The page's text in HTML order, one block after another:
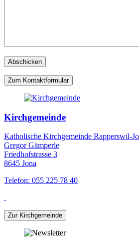
Zum Kontaktformular
Kirchgemeinde
Katholische Kirchgemeinde Rapperswil-
Gregor Gämperle
Friedhofstrasse 3
8645 Jona
Telefon: 055 225 78 40
Zur Kirchgemeinde